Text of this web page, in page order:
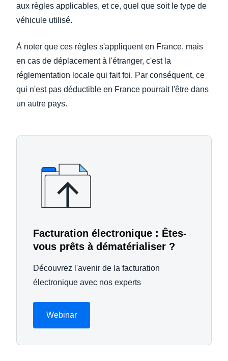
aux règles applicables, et ce, quel que soit le type de
véhicule utilisé.
À noter que ces règles s'appliquent en France, mais
en cas de déplacement à l'étranger, c'est la
réglementation locale qui fait foi. Par conséquent, ce
qui n'est pas déductible en France pourrait l'être dans
un autre pays.
Facturation électronique : Êtes-
vous prêts à dématérialiser ?
Découvrez l'avenir de la facturation
électronique avec nos experts
Webinar